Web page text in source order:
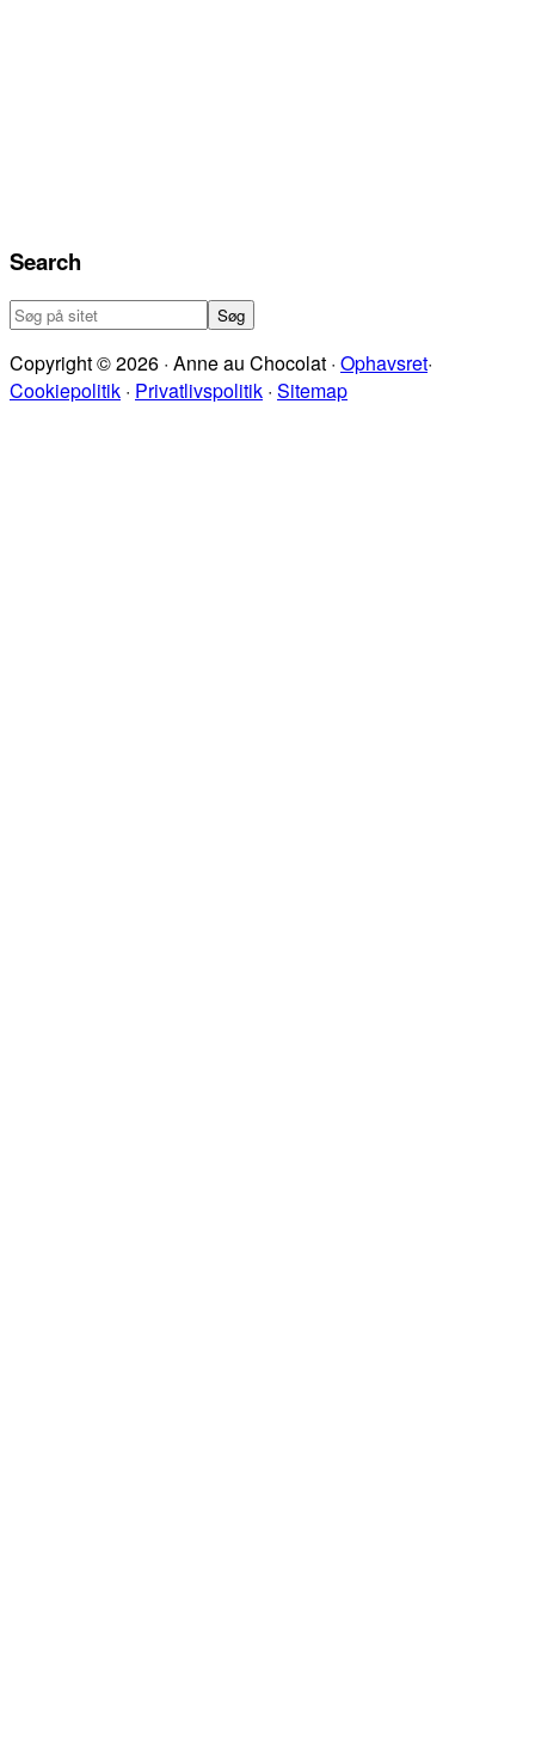
Search
Søg
sitet
Copyright © 2026 · Anne au Chocolat · Ophavsret·
Cookiepolitik · Privatlivspolitik · Sitemap